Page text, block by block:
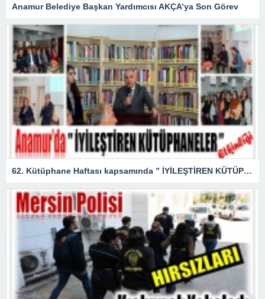
Anamur Belediye Başkan Yardımcısı AKÇA’ya Son Görev
62. Kütüphane Haftası kapsamında ” İYİLEŞTİREN KÜTÜPHANELER ” etkinliği düzenlendi.